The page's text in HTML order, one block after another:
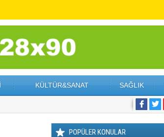
KÜLTÜR&SANAT SAĞLIK
POPÜLER KONULAR